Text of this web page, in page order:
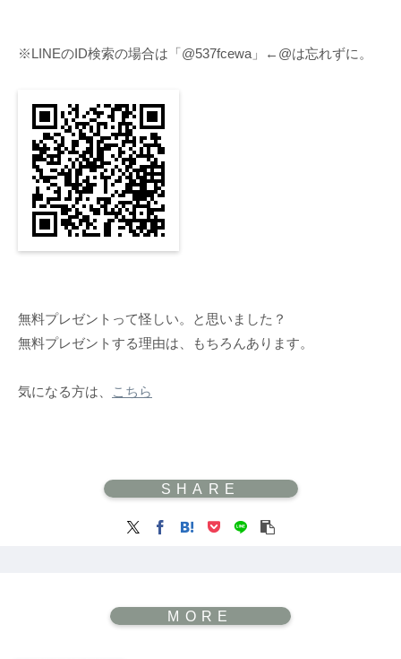
※LINEのID検索の場合は「@537fcewa」←@は忘れずに。
無料プレゼントって怪しい。と思いました？
無料プレゼントする理由は、もちろんあります。
気になる方は、 こちら